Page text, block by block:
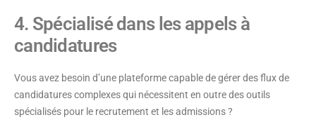
4. Spécialisé dans les appels à
candidatures
Vous avez besoin d’une plateforme capable de gérer des flux de
candidatures complexes qui nécessitent en outre des outils
spécialisés pour le recrutement et les admissions ?